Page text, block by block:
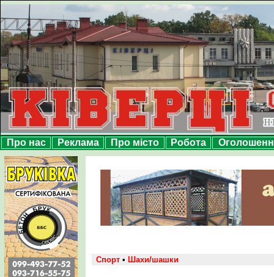
Про нас Реклама Про місто Робота
Спорт • Шахи/шашки